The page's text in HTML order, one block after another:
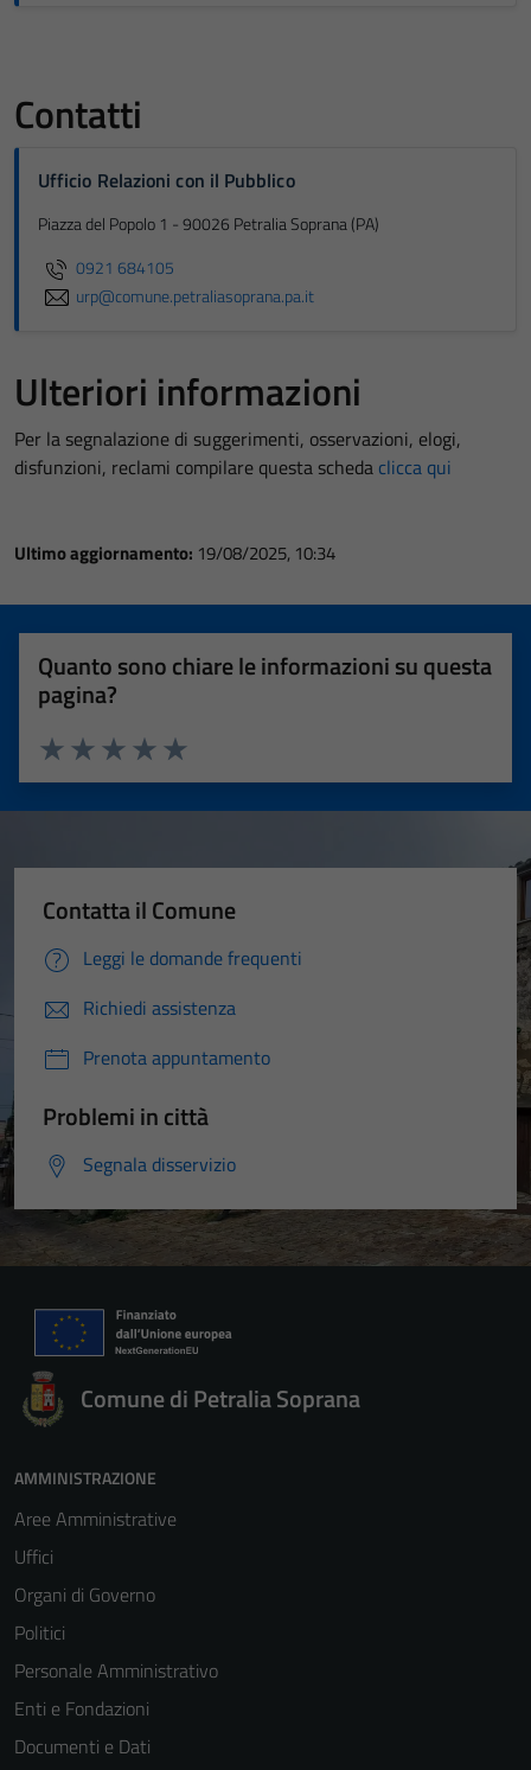
Contatti
Ufficio Relazioni con il Pubblico
Piazza del Popolo 1 - 90026 Petralia Soprana (PA)
0921 684105
urp@comune.petraliasoprana.pa.it
Ulteriori informazioni
Per la segnalazione di suggerimenti, osservazioni, elogi,
disfunzioni, reclami compilare questa scheda clicca qui
Ultimo aggiornamento: 19/08/2025, 10:34
Quanto sono chiare le informazioni su questa
pagina?
Valuta 5 stelle su 5
Valuta 4 stelle su 5
Valuta 3 stelle su 5
Valuta 2 stelle su 5
Valuta 1 stelle su 5
Contatta il Comune
Leggi le domande frequenti
Richiedi assistenza
Prenota appuntamento
Problemi in città
Segnala disservizio
Comune di Petralia Soprana
AMMINISTRAZIONE
Aree Amministrative
Uffici
Organi di Governo
Politici
Personale Amministrativo
Enti e Fondazioni
Documenti e Dati